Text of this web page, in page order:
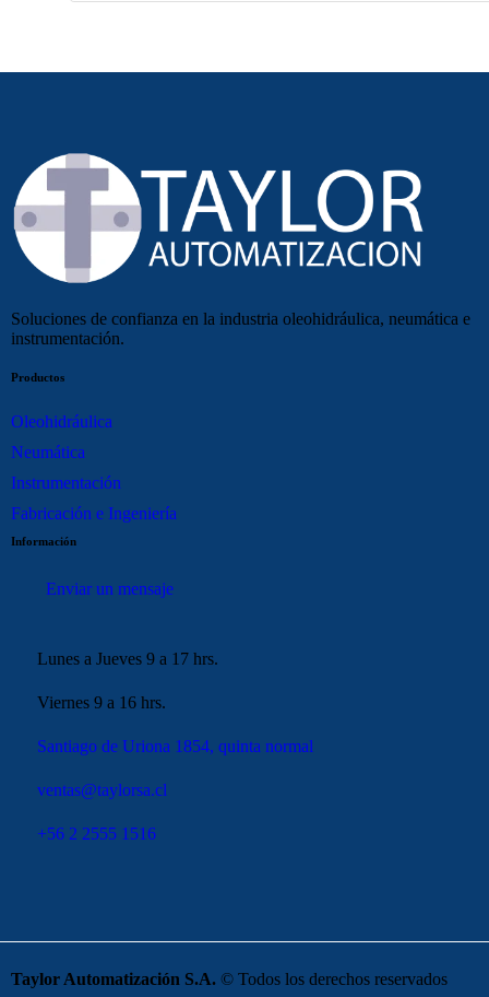
Soluciones de confianza en la industria oleohidráulica, neumática e
instrumentación.
Productos
Oleohidráulica
Neumática
Instrumentación
Fabricación e Ingeniería
Información
Enviar un mensaje
Lunes a Jueves 9 a 17 hrs.
Viernes 9 a 16 hrs.
Santiago de Uriona 1854, quinta normal
ventas@taylorsa.cl
+56 2 2555 1516
Taylor Automatización S.A. © Todos los derechos reservados